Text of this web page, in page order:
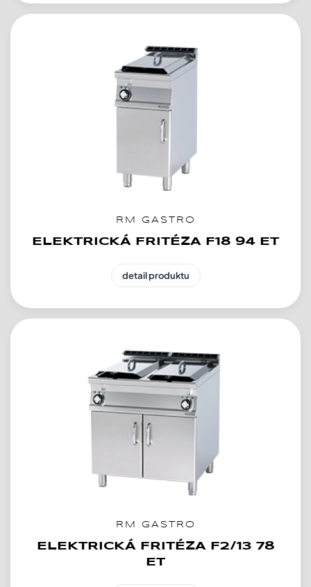
RM GASTRO
ELEKTRICKÁ FRITÉZA F18 94 ET
detail produktu
RM GASTRO
ELEKTRICKÁ FRITÉZA F2/13 78
ET